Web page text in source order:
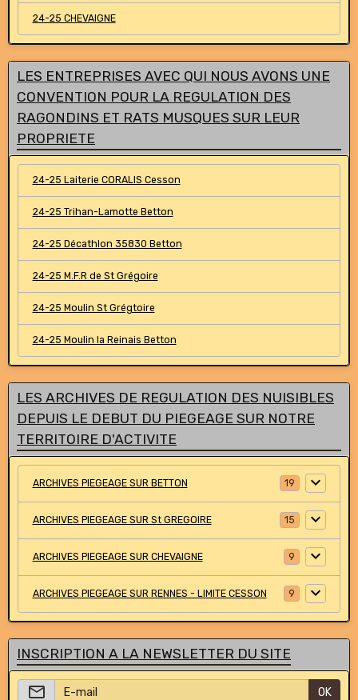
24-25 CHEVAIGNE
LES ENTREPRISES AVEC QUI NOUS AVONS UNE
CONVENTION POUR LA REGULATION DES
RAGONDINS ET RATS MUSQUES SUR LEUR
PROPRIETE
24-25 Laiterie CORALIS Cesson
24-25 Trihan-Lamotte Betton
24-25 Décathlon 35830 Betton
24-25 M.F.R de St Grégoire
24-25 Moulin St Grégtoire
24-25 Moulin la Reinais Betton
LES ARCHIVES DE REGULATION DES NUISIBLES
DEPUIS LE DEBUT DU PIEGEAGE SUR NOTRE
TERRITOIRE D'ACTIVITE
ARCHIVES PIEGEAGE SUR BETTON 19
ARCHIVES PIEGEAGE SUR St GREGOIRE 15
ARCHIVES PIEGEAGE SUR CHEVAIGNE 9
ARCHIVES PIEGEAGE SUR RENNES - LIMITE CESSON 9
INSCRIPTION A LA NEWSLETTER DU SITE
OK